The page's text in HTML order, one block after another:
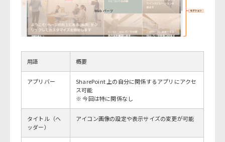
用語 概要
アプリバー
SharePoint 上の自分に関係するアプリにアクセ
ス可能
※ 今回は特に関係なし
タイトル（ヘ
ッダー）
アイコン画像の設定や表示サイズの変更が可能